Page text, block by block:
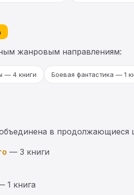
жанровым направлениям:
— 4 книги Боевая фантастика — 1
в
— 3 книги
1 книга